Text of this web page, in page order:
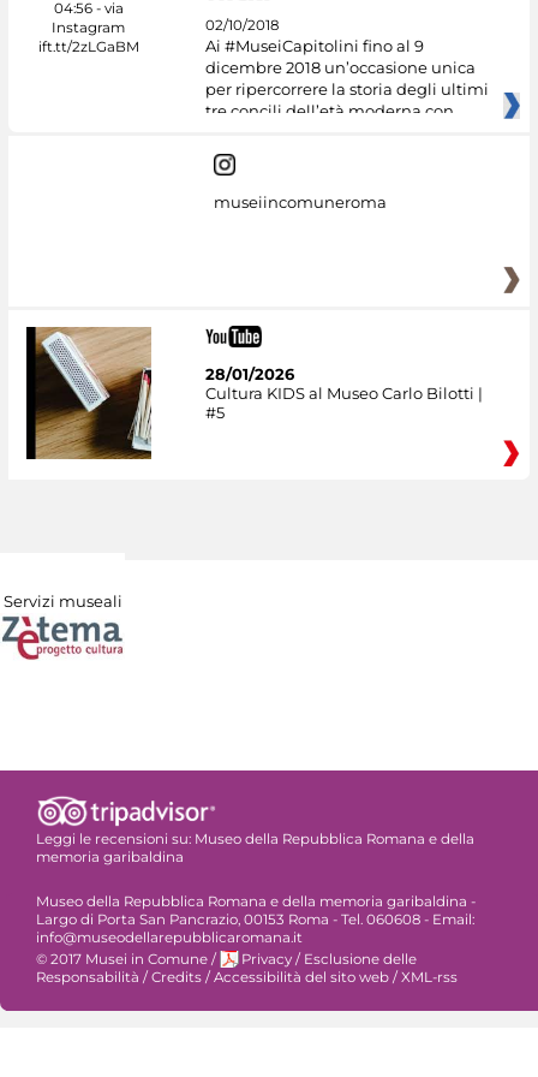
02/10/2018
Ai #MuseiCapitolini fino al 9
dicembre 2018 un’occasione unica
per ripercorrere la storia degli ultimi
tre concili dell’età moderna con
museiincomuneroma
28/01/2026
Cultura KIDS al Museo Carlo Bilotti |
#5
Servizi museali
Leggi le recensioni su: Museo della Repubblica Romana e della
memoria garibaldina
Museo della Repubblica Romana e della memoria garibaldina -
Largo di Porta San Pancrazio, 00153 Roma - Tel. 060608 - Email:
info@museodellarepubblicaromana.it
© 2017 Musei in Comune / Privacy / Esclusione delle
Responsabilità / Credits / Accessibilità del sito web / XML-rss